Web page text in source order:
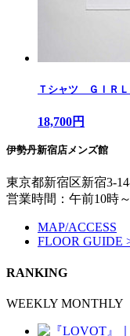
Ｔシャツ ＧＩＲ
18,700円
伊勢丹新宿店メンズ館
東京都新宿区新宿3-
営業時間：午前10時
MAP/ACCESS
FLOOR GUIDE
RANKING
WEEKLY MONTHLY